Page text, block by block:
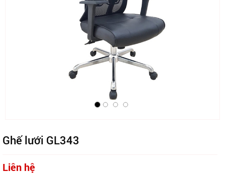
Ghế lưới GL343
Liên hệ